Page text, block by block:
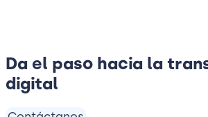
Da el paso hacia la
digital